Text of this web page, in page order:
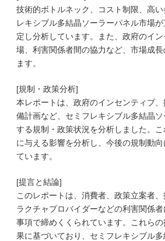
技術的ボトルネック、コスト制限、高
レキシブル多結晶ソーラーパネル市場
定し分析しています。また、政府のイ
場、利害関係者間の協力など、市場成
ます。
[規制・政策分析]
本レポートは、政府のインセンティブ
備計画など、セミフレキシブル多結晶
する規制・政策状況を分析しました。
に与える影響を分析し、今後の規制動
ています。
[提言と結論]
このレポートは、消費者、政策立案者
ラクチャプロバイダーなどの利害関係
事項で締めくくられています。これら
果に基づいており、セミフレキシブル